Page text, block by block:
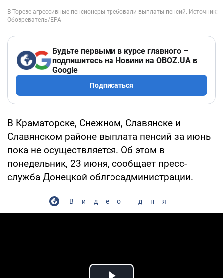
Будьте первыми в курсе главного –
подпишитесь на Новини на OBOZ.UA в
Google
Подписаться
В Краматорске, Снежном, Славянске и
Славянском районе выплата пенсий за июнь
пока не осуществляется. Об этом в
понедельник, 23 июня, сообщает пресс-
служба Донецкой облгосадминистрации.
Видео дня